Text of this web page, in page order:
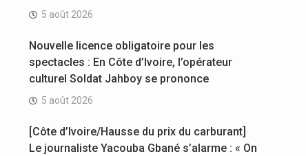
5 août 2026
Nouvelle licence obligatoire pour les
spectacles : En Côte d’Ivoire, l’opérateur
culturel Soldat Jahboy se prononce
5 août 2026
[Côte d’Ivoire/Hausse du prix du carburant]
Le journaliste Yacouba Gbané s’alarme : « On